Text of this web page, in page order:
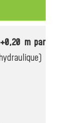
+0,20 m par